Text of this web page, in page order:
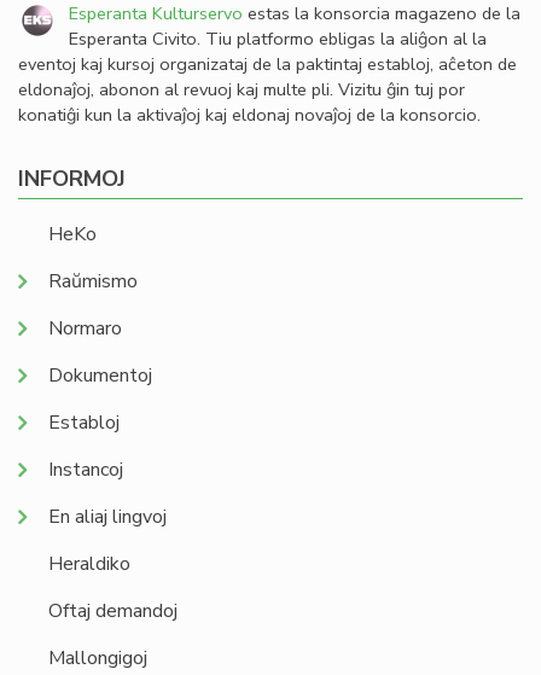
Esperanta Kulturservo estas la konsorcia magazeno de la
Esperanta Civito. Tiu platformo ebligas la aliĝon al la
eventoj kaj kursoj organizataj de la paktintaj establoj, aĉeton de
eldonaĵoj, abonon al revuoj kaj multe pli. Vizitu ĝin tuj por
konatiĝi kun la aktivaĵoj kaj eldonaj novaĵoj de la konsorcio.
INFORMOJ
HeKo
Raŭmismo
Normaro
Dokumentoj
Establoj
Instancoj
En aliaj lingvoj
Heraldiko
Oftaj demandoj
Mallongigoj